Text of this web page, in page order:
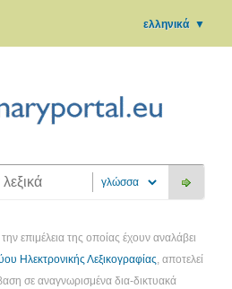
ελληνικά ▼
επιμέλεια της οποίας έχουν αναλάβει
Ηλεκτρονικής Λεξικογραφίας, αποτελεί
σε αναγνωρισμένα δια-δικτυακά